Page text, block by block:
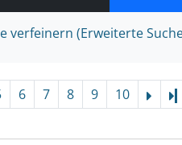
verfeinern (Erweiterte
6 7 8 9 10